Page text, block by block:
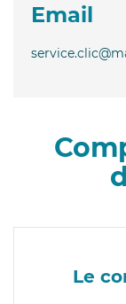
Email
Le